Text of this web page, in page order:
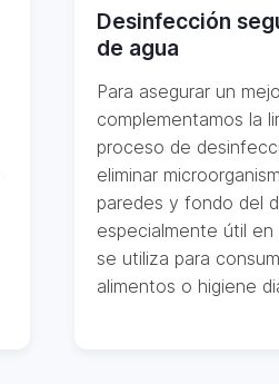
Desinfección
de agua
Para asegurar un
complementamos la
proceso de
eliminar
paredes y fondo del
especialmente útil
se utiliza para
alimentos o higiene